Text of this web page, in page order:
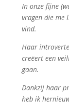
In onze fijne
vragen die me
vind.
Haar
creëert een
gaan.
Dankzij haar
heb ik